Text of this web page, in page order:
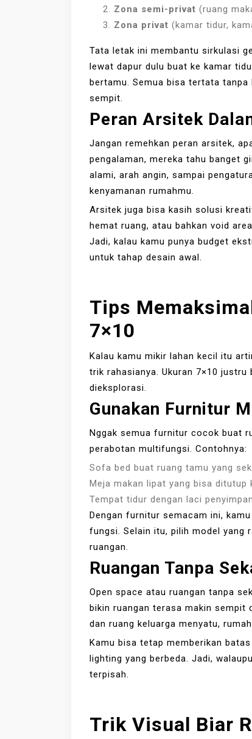
Zona semi-privat (ruang
Zona privat (kamar tidur,
Tata letak ini membantu sirkulasi
lewat dapur dulu buat ke kamar
bertamu. Semua bisa tertata
sempit.
Peran Arsitek
Jangan remehkan peran arsitek,
pengalaman, mereka tahu banget
alami, arah angin, sampai
kenyamanan rumahmu.
Arsitek juga bisa kasih solusi
hemat ruang, atau bahkan void
Jadi, kalau kamu punya budget
untuk tahap desain awal.
Tips
7×10
Kalau kamu mikir lahan kecil itu
trik rahasianya. Ukuran 7×10
dieksplorasi.
Gunakan Furnitur
Nggak semua furnitur cocok buat
perabotan multifungsi. Contohnya:
Sofa bed buat ruang tamu yang
Meja makan lipat yang bisa ditutup
Tempat tidur dengan laci
Dengan furnitur semacam ini,
fungsi. Selain itu, pilih model yang
ruangan.
Ruangan Tanpa
Open space atau ruangan tanpa
bikin ruangan terasa makin sempit
dan ruang keluarga menyatu,
Kamu bisa tetap memberikan
lighting yang berbeda. Jadi,
terpisah.
Trik Visual Biar